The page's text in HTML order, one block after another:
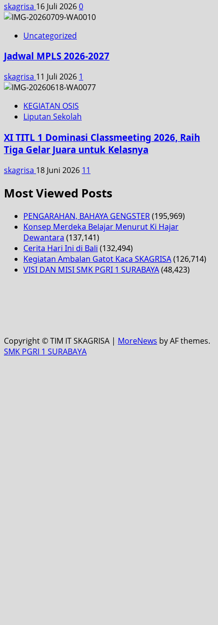
skagrisa 16 Juli 20260
Uncategorized
Jadwal MPLS 2026-2027
skagrisa 11 Juli 2026 1
KEGIATAN OSIS
Liputan Sekolah
XI TITL 1 Dominasi Classmeeting 2026, Raih
Tiga Gelar Juara untuk Kelasnya
skagrisa 18 Juni 2026 11
Most Viewed Posts
PENGARAHAN, BAHAYA GENGSTER(195,969)
Konsep Merdeka Belajar Menurut Ki Hajar
Dewantara (137,141)
Cerita Hari Ini di Bali (132,494)
Kegiatan Ambalan Gatot Kaca SKAGRISA(126,714)
VISI DAN MISI SMK PGRI 1 SURABAYA(48,423)
Copyright © TIM IT SKAGRISA | MoreNews by AF themes.
SMK PGRI 1 SURABAYA